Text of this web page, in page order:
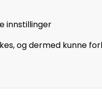
innstillinger
og dermed kunne
https://